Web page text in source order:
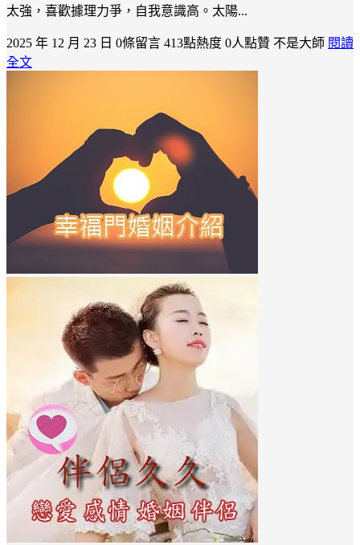
太強，喜歡據理力爭，自我意識高。太陽...
2025 年 12 月 23 日 0條留言 413點熱度 0人點贊 不是大師 閱讀
全文